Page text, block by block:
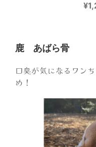
鹿 あばら骨
口臭が気になるワン
め！